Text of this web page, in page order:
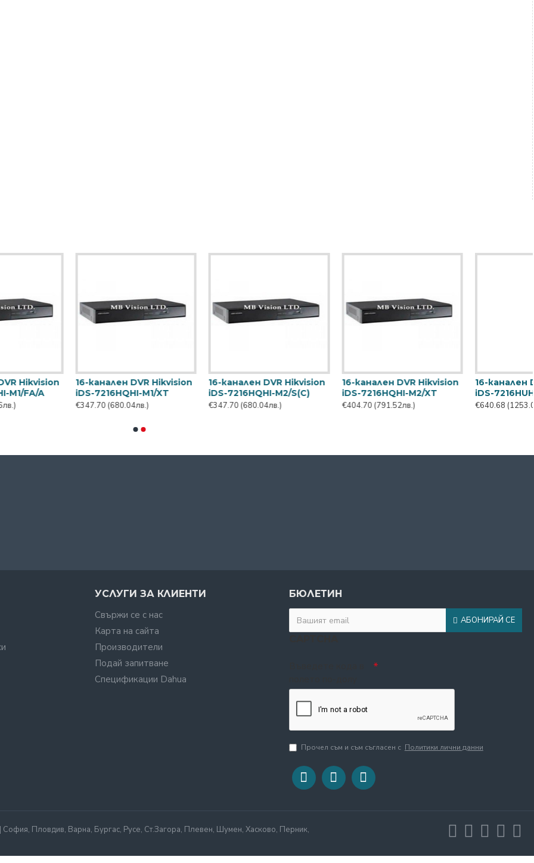
16-канален HD-TVI DVR
HiLook by Hikvision DVR-
16-канален NVR
рекордер Dahua
NVR4116HS-4KS3
16-канален NVR
рекордер Dahua
NVR4116HS-EI
16-канален PoC DVR
Hikvision DS-7216HQHI-
УСЛУГИ ЗА КЛИЕНТИ
Свържи се с нас
Карта на сайта
Производители
Подай запитване
Спецификации Dahua
БЮЛЕТИН
АБОНИРАЙ СЕ
Прочел съм и съм съгласен с Политики лични данни
Пловдив, Варна, Бургас, Русе, Ст.Загора, Плевен, Шумен, Хасково, Перник,